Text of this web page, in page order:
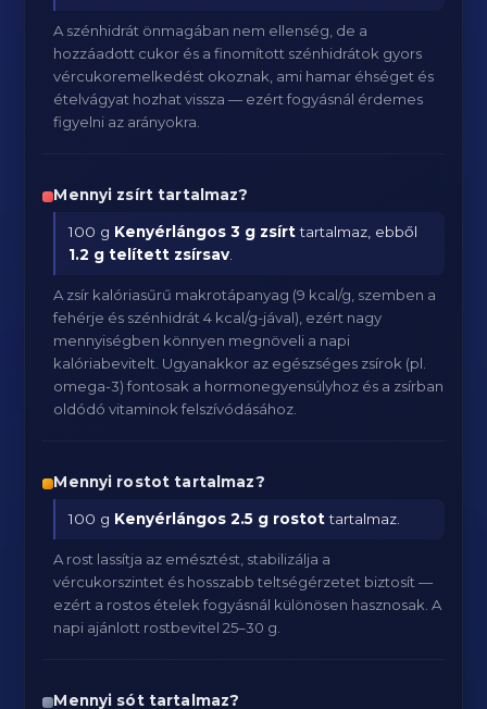
A szénhidrát önmagában nem ellenség, de a
hozzáadott cukor és a finomított szénhidrátok gyors
vércukoremelkedést okoznak, ami hamar éhséget és
ételvágyat hozhat vissza — ezért fogyásnál érdemes
figyelni az arányokra.
Mennyi zsírt tartalmaz?
100 g Kenyérlángos 3 g zsírttartalmaz, ebből
1.2 g telített zsírsav
A zsír kalóriasűrű makrotápanyag (9 kcal/g, szemben a
fehérje és szénhidrát 4 kcal/g-jával), ezért nagy
mennyiségben könnyen megnöveli a napi
kalóriabevitelt. Ugyanakkor az egészséges zsírok (pl.
omega-3) fontosak a hormonegyensúlyhoz és a zsírban
oldódó vitaminok felszívódásához.
Mennyi rostot tartalmaz?
100 g Kenyérlángos 2.5 g rostottartalmaz.
A rost lassítja az emésztést, stabilizálja a
vércukorszintet és hosszabb teltségérzetet biztosít —
ezért a rostos ételek fogyásnál különösen hasznosak. A
napi ajánlott rostbevitel 25–30 g.
Mennyi sót tartalmaz?